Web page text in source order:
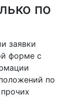
по
заявки
форме с
по